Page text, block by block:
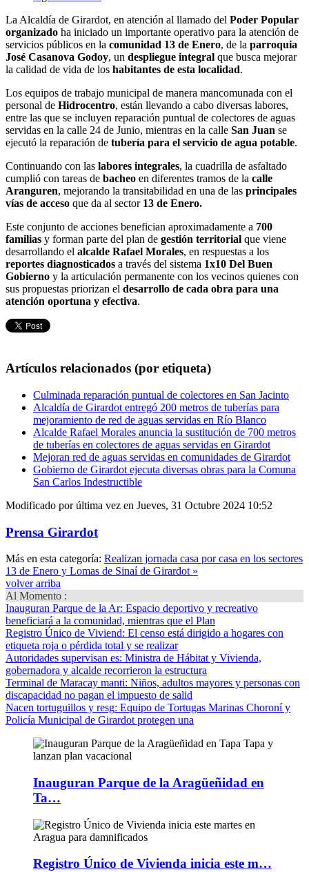
La Alcaldía de Girardot, en atención al llamado del Poder Popular
organizado ha iniciado un importante operativo para la atención de
servicios públicos en la comunidad 13 de Enero, de la parroquia
José Casanova Godoy, un despliegue integral que busca mejorar
la calidad de vida de los habitantes de esta localidad.
Los equipos de trabajo municipal de manera mancomunada con el
personal de Hidrocentro, están llevando a cabo diversas labores,
entre las que se incluyen reparación puntual de colectores de aguas
servidas en la calle 24 de Junio, mientras en la calle San Juan se
ejecutó la reparación de tubería para el servicio de agua potable.
Continuando con las labores integrales, la cuadrilla de asfaltado
cumplió con tareas de bacheo en diferentes tramos de la calle
Aranguren, mejorando la transitabilidad en una de las principales
vías de acceso que da al sector 13 de Enero.
Este conjunto de acciones benefician aproximadamente a 700
familias y forman parte del plan de gestión territorial que viene
desarrollando el alcalde Rafael Morales, en respuestas a los
reportes diagnosticados a través del sistema 1x10 Del Buen
Gobierno y la articulación permanente con los vecinos quienes con
sus propuestas priorizan el desarrollo de cada obra para una
atención oportuna y efectiva.
Artículos relacionados (por etiqueta)
Culminada reparación puntual de colectores en San Jacinto
Alcaldía de Girardot entregó 200 metros de tuberías para
mejoramiento de red de aguas servidas en Río Blanco
Alcalde Rafael Morales anuncia la sustitución de 700 metros
de tuberías en colectores de aguas servidas en Girardot
Mejoran red de aguas servidas en comunidades de Girardot
Gobierno de Girardot ejecuta diversas obras para la Comuna
San Carlos Indestructible
Modificado por última vez en Jueves, 31 Octubre 2024 10:52
Prensa Girardot
Más en esta categoría: Realizan jornada casa por casa en los sectores
13 de Enero y Lomas de Sinaí de Girardot »
volver arriba
Al Momento :
Inauguran Parque de la Ar: Espacio deportivo y recreativo
beneficiará a la comunidad, mientras que el Plan
Registro Único de Viviend: El censo está dirigido a hogares con
etiqueta roja o pérdida total y se realizar
Autoridades supervisan es: Ministra de Hábitat y Vivienda,
gobernadora y alcalde recorrieron la estructura
Terminal de Maracay manti: Niños, adultos mayores y personas con
discapacidad no pagan el impuesto de salid
Nacen tortuguillos y resg: Equipo de Tortugas Marinas Choroní y
Policía Municipal de Girardot protegen una
Inauguran Parque de la Aragüeñidad en
Ta…
Registro Único de Vivienda inicia este m…